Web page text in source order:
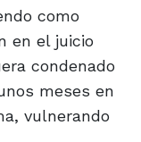
como
en el juicio
condenado
meses en
vulnerando